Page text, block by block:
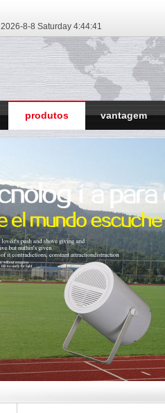
2026-8-8 Saturday 4:44:42
produtos vantagem